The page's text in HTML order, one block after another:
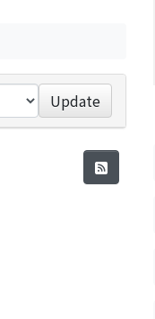
Update